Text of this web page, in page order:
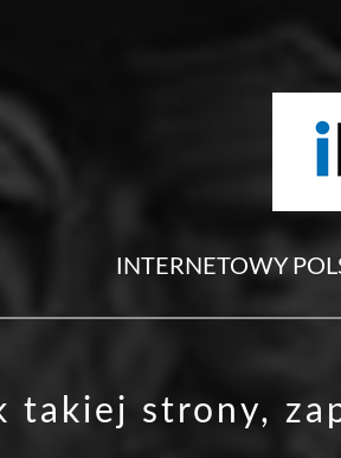
INTERNETOWY
takiej strony,